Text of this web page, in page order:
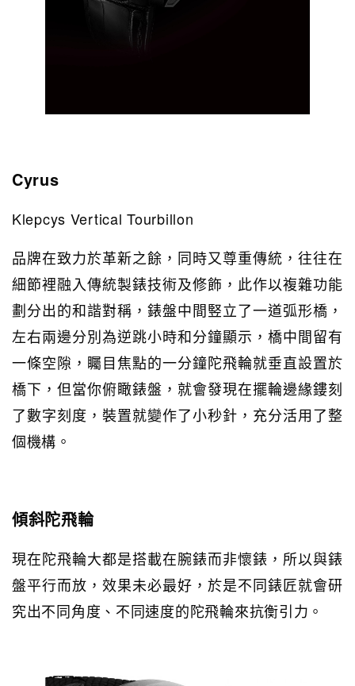
Cyrus
Klepcys Vertical Tourbillon
品牌在致力於革新之餘，同時又尊重傳統，往往在
細節裡融入傳統製錶技術及修飾，此作以複雜功能
劃分出的和諧對稱，錶盤中間竪立了一道弧形橋，
左右兩邊分別為逆跳小時和分鐘顯示，橋中間留有
一條空隙，矚目焦點的一分鐘陀飛輪就垂直設置於
橋下，但當你俯瞰錶盤，就會發現在擺輪邊緣鏤刻
了數字刻度，裝置就變作了小秒針，充分活用了整
個機構。
傾斜陀飛輪
現在陀飛輪大都是搭載在腕錶而非懷錶，所以與錶
盤平行而放，效果未必最好，於是不同錶匠就會研
究出不同角度、不同速度的陀飛輪來抗衡引力。